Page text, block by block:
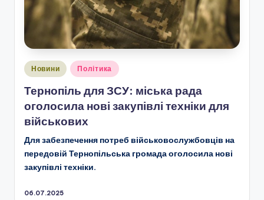
Опубліковано
Новини Політика
Тернопіль для ЗСУ: міська рада
оголосила нові закупівлі техніки для
військових
Для забезпечення потреб військовослужбовців на
передовій Тернопільська громада оголосила нові
закупівлі техніки.
06.07.2025